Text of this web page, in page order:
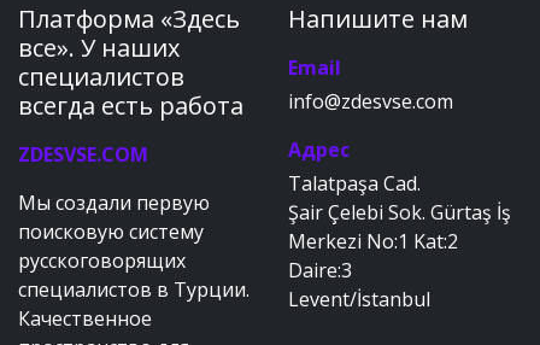
Платформа «Здесь
все». У наших
специалистов
всегда есть работа
ZDESVSE.COM
Мы создали первую
поисковую систему
русскоговорящих
специалистов в Турции.
Качественное
Напишите нам
Email
info@zdesvse.com
Адрес
Talatpaşa Cad.
Şair Çelebi Sok. Gürtaş İş
Merkezi No:1 Kat:2
Daire:3
Levent/İstanbul